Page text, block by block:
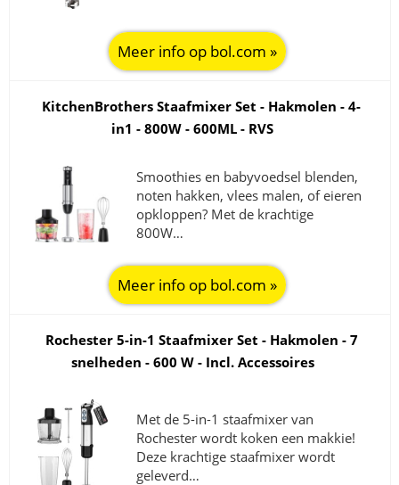
Meer info op bol.com »
KitchenBrothers Staafmixer Set - Hakmolen - 4-
in1 - 800W - 600ML - RVS
Smoothies en babyvoedsel blenden,
noten hakken, vlees malen, of eieren
opkloppen? Met de krachtige
800W…
Meer info op bol.com »
Rochester 5-in-1 Staafmixer Set - Hakmolen - 7
snelheden - 600 W - Incl. Accessoires
Met de 5-in-1 staafmixer van
Rochester wordt koken een makkie!
Deze krachtige staafmixer wordt
geleverd…